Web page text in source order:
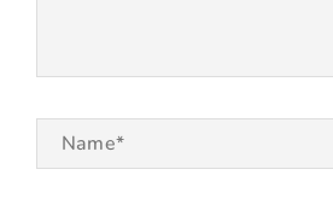
Name*